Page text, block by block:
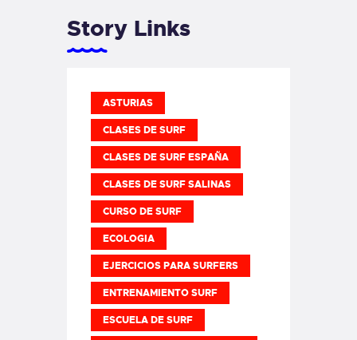
Story Links
ASTURIAS
CLASES DE SURF
CLASES DE SURF ESPAÑA
CLASES DE SURF SALINAS
CURSO DE SURF
ECOLOGIA
EJERCICIOS PARA SURFERS
ENTRENAMIENTO SURF
ESCUELA DE SURF